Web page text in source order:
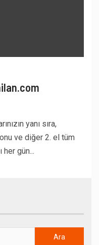
yanı sıra,
ve diğer 2. el tüm
her gün...